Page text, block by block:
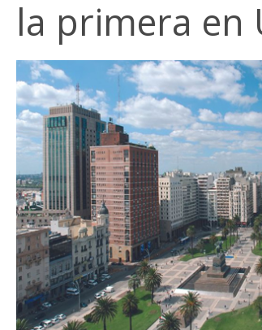
la primera en